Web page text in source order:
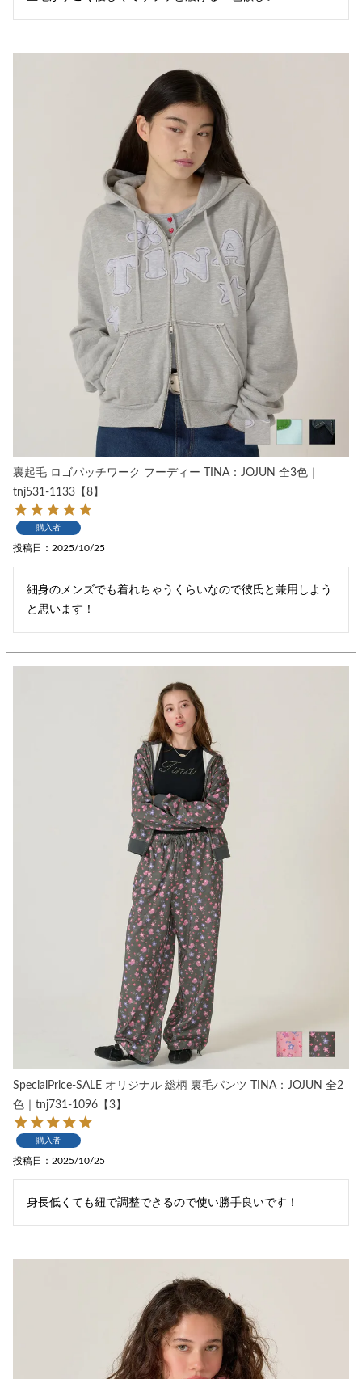
裏起毛 ロゴパッチワーク フーディー TINA：JOJUN 全3色｜
tnj531-1133【8】
購入者
投稿日 2025/10/25
細身のメンズでも着れちゃうくらいなので彼氏と兼用しよう
と思います！
SpecialPrice-SALE オリジナル 総柄 裏毛パンツ TINA：JOJUN 全2
色｜tnj731-1096【3】
購入者
投稿日 2025/10/25
身長低くても紐で調整できるので使い勝手良いです！